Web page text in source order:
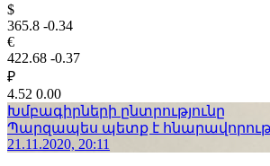
$
365.8 -0.34
€
422.68 -0.37
₽
4.52 0.00
Խմբագիրների ընտրությունը
Պարզապես պետք է
21.11.2020, 20:11